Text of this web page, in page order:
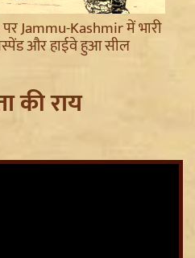
Jammu-Kashmir में भारी
और हाईवे हुआ सील
की राय